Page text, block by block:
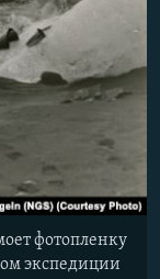
фотопленку
экспедиции